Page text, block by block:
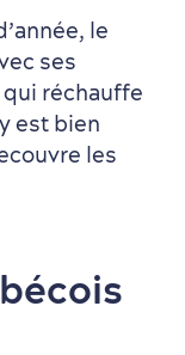
le
ses
réchauffe
est bien
les